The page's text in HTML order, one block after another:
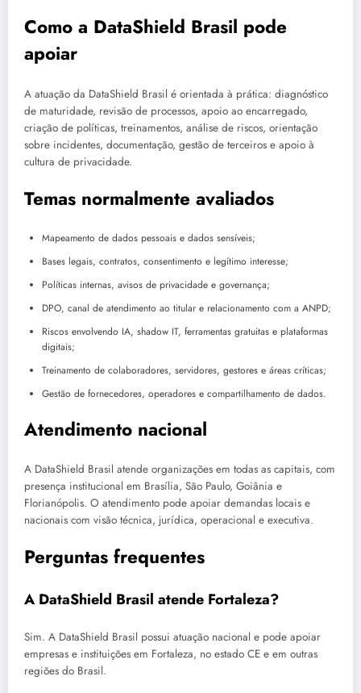
Como a DataShield Brasil pode
apoiar
A atuação da DataShield Brasil é orientada à prática: diagnóstico
de maturidade, revisão de processos, apoio ao encarregado,
criação de políticas, treinamentos, análise de riscos, orientação
sobre incidentes, documentação, gestão de terceiros e apoio à
cultura de privacidade.
Temas normalmente avaliados
Mapeamento de dados pessoais e dados sensíveis;
Bases legais, contratos, consentimento e legítimo interesse;
Políticas internas, avisos de privacidade e governança;
DPO, canal de atendimento ao titular e relacionamento com a ANPD;
Riscos envolvendo IA, shadow IT, ferramentas gratuitas e plataformas
digitais;
Treinamento de colaboradores, servidores, gestores e áreas críticas;
Gestão de fornecedores, operadores e compartilhamento de dados.
Atendimento nacional
A DataShield Brasil atende organizações em todas as capitais, com
presença institucional em Brasília, São Paulo, Goiânia e
Florianópolis. O atendimento pode apoiar demandas locais e
nacionais com visão técnica, jurídica, operacional e executiva.
Perguntas frequentes
A DataShield Brasil atende Fortaleza?
Sim. A DataShield Brasil possui atuação nacional e pode apoiar
empresas e instituições em Fortaleza, no estado CE e em outras
regiões do Brasil.